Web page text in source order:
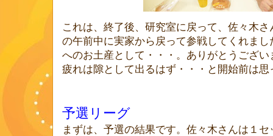
これは、終了後、研究室に戻って、佐々木
の午前中に実家から戻って参戦してくれま
へのお土産として・・・。ありがとうござ
疲れは隙として出るはず・・・と開始前は
予選リーグ
まずは、予選の結果です。佐々木さんは１